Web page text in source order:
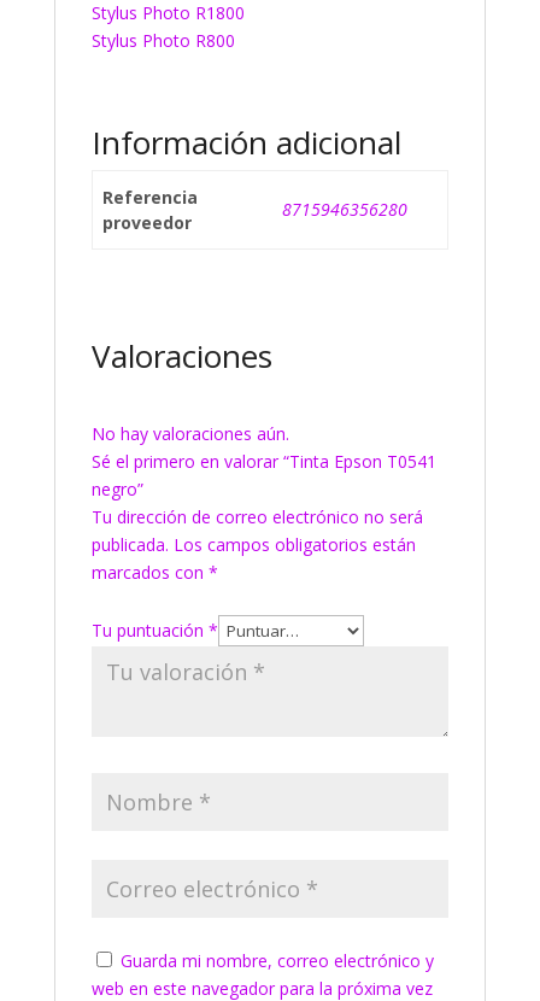
Stylus Photo R1800
Stylus Photo R800
Información adicional
Referencia
proveedor
8715946356280
Valoraciones
No hay valoraciones aún.
Sé el primero en valorar “Tinta Epson T0541
negro”
Tu dirección de correo electrónico no será
publicada. Los campos obligatorios están
marcados con *
Tu puntuación *
Guarda mi nombre, correo electrónico y
web en este navegador para la próxima vez